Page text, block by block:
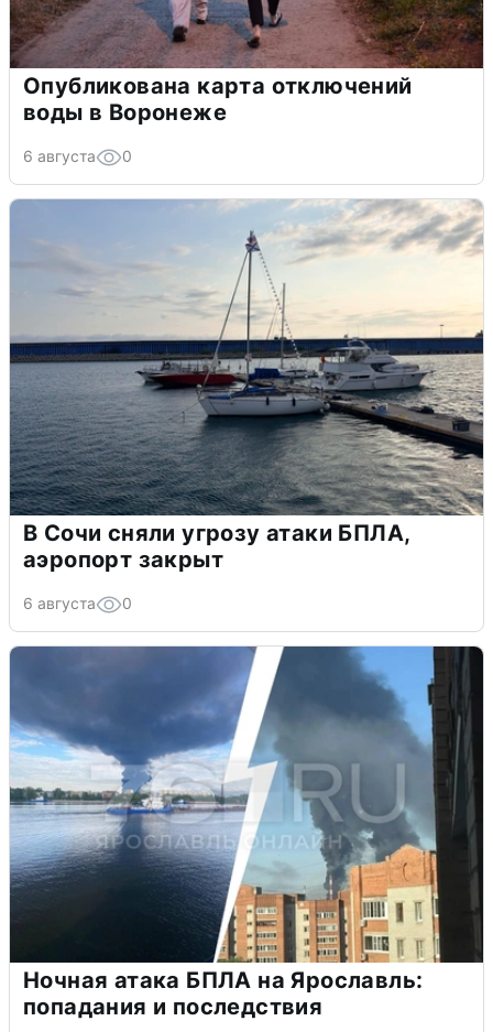
Опубликована карта отключений
воды в Воронеже
6 августа 0
В Сочи сняли угрозу атаки БПЛА,
аэропорт закрыт
6 августа 0
Ночная атака БПЛА на Ярославль:
попадания и последствия